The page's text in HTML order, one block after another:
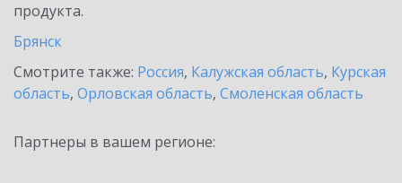
продукта.
Брянск
Смотрите также: Россия, Калужская область, Курская
область, Орловская область, Смоленская область
Партнеры в вашем регионе: